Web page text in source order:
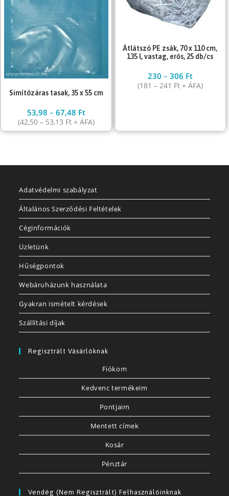
Simítózáras tasak, 35 x 55 cm
53,98–67,48 Ft
(42,50– 53,13 Ft + ÁFA)
Átlátszó PE zsák, 70 x 110 cm,
135 l, vastag, erős, 25 db/cs
230 – 306 Ft
(181 – 241 Ft+ ÁFA)
Adatvédelmi szabályzat
Általános Szerződési Feltételek
Céginformációk
Üzletünk
Hűségpontok
Webáruházunk használata
Gyakran ismételt kérdések
Szállítási díjak
Regisztrált Vásárlóknak
Fiókom
Kedvenc termékeim
Pontjaim
Mentett címek
Kosár
Pénztár
Vendég (nem Regisztrált) Felhasználóinknak